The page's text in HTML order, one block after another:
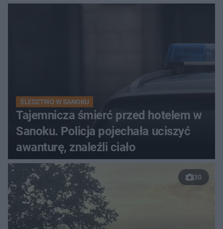
ŚLEDZTWO W SANOKU
Tajemnicza śmierć przed hotelem w
Sanoku. Policja pojechała uciszyć
awanturę, znaleźli ciało
30